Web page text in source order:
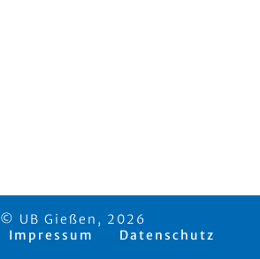
© UB Gießen, 2026
Impressum
Datenschutz